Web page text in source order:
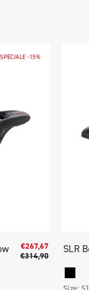
-15%
€314,90
€267,67 SLR
Size: